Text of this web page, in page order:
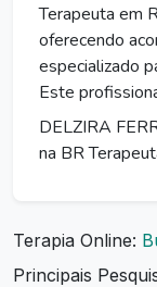
Terapeuta em
oferecendo
especializado
Este
DELZIRA
na BR
Terapia Online:
Principais